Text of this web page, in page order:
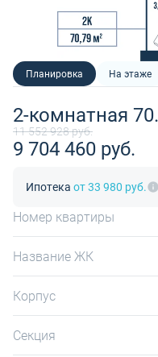
Планировка На этаже
2-комнатная
11 552 928 руб.
9 704 460 руб.
Ипотека от 33 980 руб.
Номер квартиры
Название ЖК
Корпус
Секция